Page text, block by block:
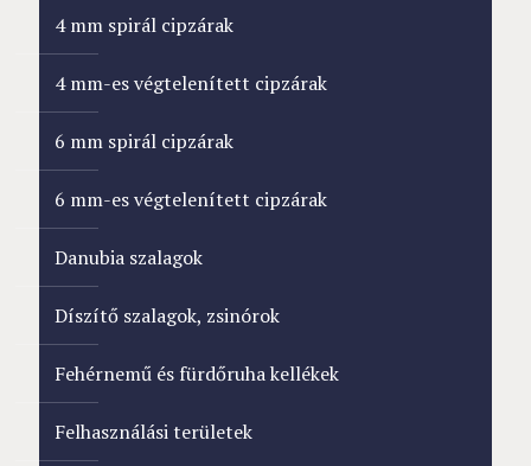
4 mm spirál cipzárak
4 mm-es végtelenített cipzárak
6 mm spirál cipzárak
6 mm-es végtelenített cipzárak
Danubia szalagok
Díszítő szalagok, zsinórok
Fehérnemű és fürdőruha kellékek
Felhasználási területek